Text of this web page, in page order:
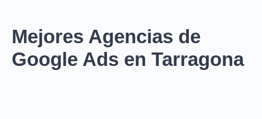
Mejores Agencias de
Google Ads en Tarragona